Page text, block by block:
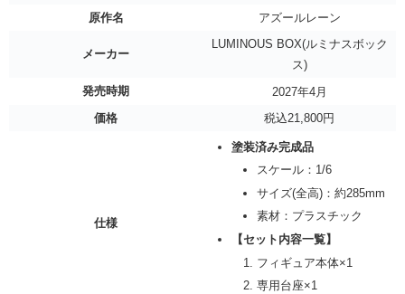
原作名
アズールレーン
メーカー
LUMINOUS BOX(ルミナスボック
ス)
発売時期
2027年4月
価格
税込21,800円
仕様
塗装済み完成品
スケール：1/6
サイズ(全高)：約285mm
素材：プラスチック
【セット内容一覧】
フィギュア本体×1
専用台座×1